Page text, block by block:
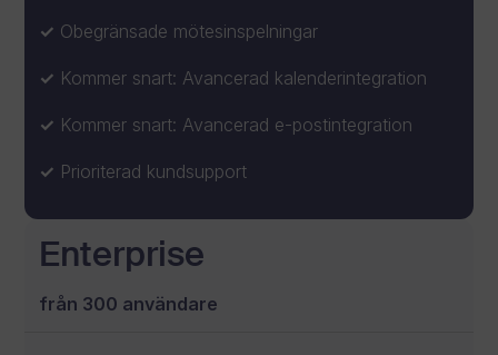
Obegränsade mötesinspelningar
Kommer snart: Avancerad kalenderintegration
Kommer snart: Avancerad e-postintegration
Prioriterad kundsupport
Enterprise
från 300 användare